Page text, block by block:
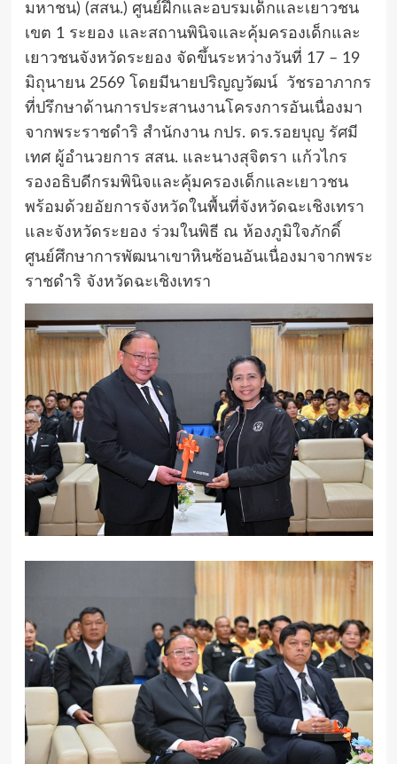
มหาชน) (สสน.) ศูนย์ฝึกและอบรมเด็กและเยาวชน
เขต 1 ระยอง และสถานพินิจและคุ้มครองเด็กและ
เยาวชนจังหวัดระยอง จัดขึ้นระหว่างวันที่ 17 – 19
มิถุนายน 2569 โดยมีนายปริญญวัฒน์ วัชรอาภากร
ที่ปรึกษาด้านการประสานงานโครงการอันเนื่องมา
จากพระราชดำริ สำนักงาน กปร. ดร.รอยบุญ รัศมี
เทศ ผู้อำนวยการ สสน. และนางสุจิตรา แก้วไกร
รองอธิบดีกรมพินิจและคุ้มครองเด็กและเยาวชน
พร้อมด้วยอัยการจังหวัดในพื้นที่จังหวัดฉะเชิงเทรา
และจังหวัดระยอง ร่วมในพิธี ณ ห้องภูมิใจภักดิ์
ศูนย์ศึกษาการพัฒนาเขาหินซ้อนอันเนื่องมาจากพระ
ราชดำริ จังหวัดฉะเชิงเทรา